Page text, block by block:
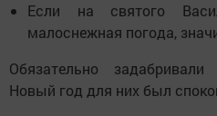
Если на святого
малоснежная погода,
Обязательно
Новый год для них был